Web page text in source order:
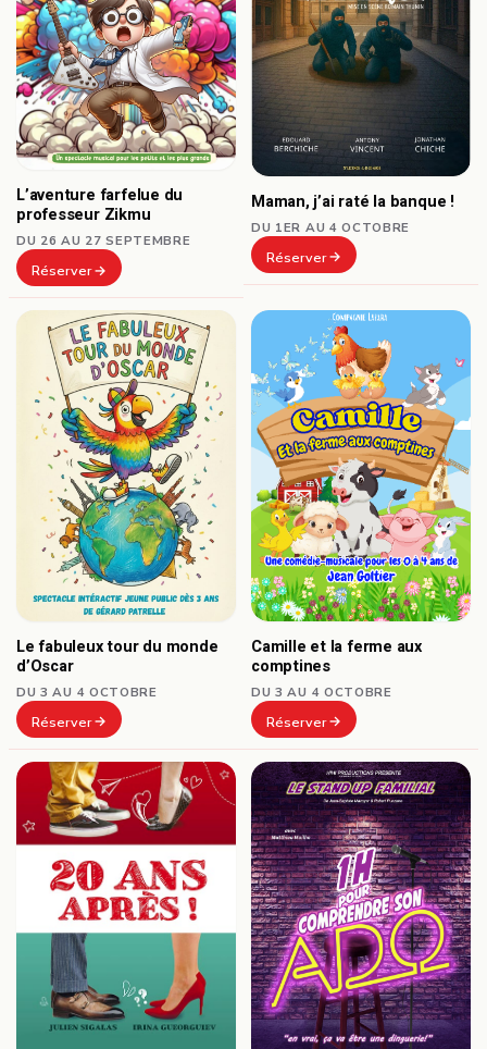
L’aventure farfelue du
professeur Zikmu
DU 26 AU 27 SEPTEMBRE
Réserver
Maman, j’ai raté la banque !
DU 1ER AU 4 OCTOBRE
Réserver
Le fabuleux tour du monde
d’Oscar
DU 3 AU 4 OCTOBRE
Réserver
Camille et la ferme aux
comptines
DU 3 AU 4 OCTOBRE
Réserver